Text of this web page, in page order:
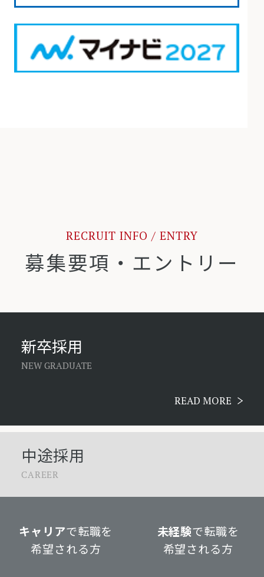
RECRUIT INFO / ENTRY
募集要項・エントリー
新卒採用
NEW GRADUATE
READ MORE
中途採用
CAREER
キャリアで転職を
希望される方
未経験で転職を
希望される方